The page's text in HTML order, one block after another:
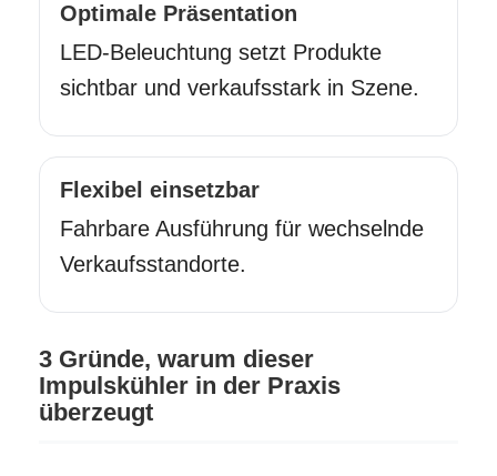
Optimale Präsentation
LED-Beleuchtung setzt Produkte
sichtbar und verkaufsstark in Szene.
Flexibel einsetzbar
Fahrbare Ausführung für wechselnde
Verkaufsstandorte.
3 Gründe, warum dieser
Impulskühler in der Praxis
überzeugt